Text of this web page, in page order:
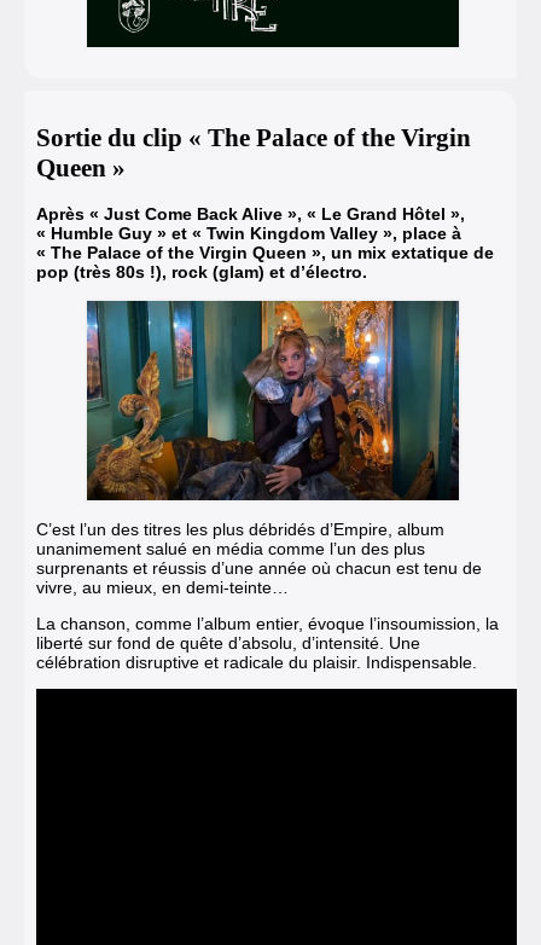
Sortie du clip « The Palace of the Virgin
Queen »
Après « Just Come Back Alive », « Le Grand Hôtel »,
« Humble Guy » et « Twin Kingdom Valley », place à
« The Palace of the Virgin Queen », un mix extatique de
pop (très 80s !), rock (glam) et d’électro.
C’est l’un des titres les plus débridés d’Empire, album
unanimement salué en média comme l’un des plus
surprenants et réussis d’une année où chacun est tenu de
vivre, au mieux, en demi-teinte…
La chanson, comme l’album entier, évoque l’insoumission, la
liberté sur fond de quête d’absolu, d’intensité. Une
célébration disruptive et radicale du plaisir. Indispensable.